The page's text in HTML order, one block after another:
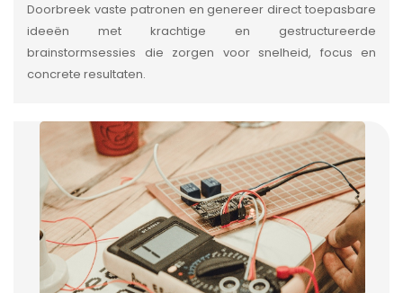
Doorbreek vaste patronen en genereer direct toepasbare
ideeën met krachtige en gestructureerde
brainstormsessies die zorgen voor snelheid, focus en
concrete resultaten.